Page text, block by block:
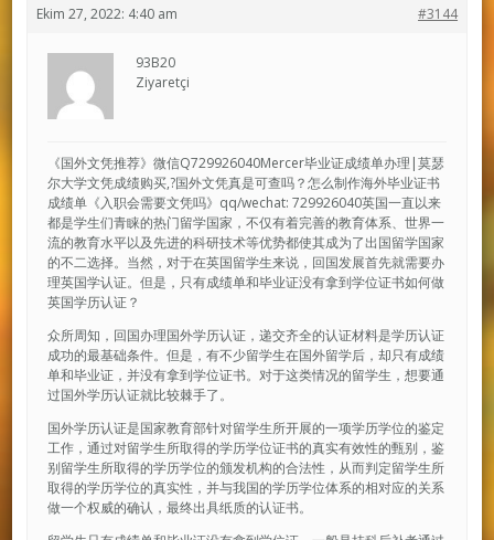
Ekim 27, 2022: 4:40 am #3144
93B20
Ziyaretçi
《国外文凭推荐》微信Q729926040Mercer毕业证成绩单办理|莫瑟
尔大学文凭成绩购买,?国外文凭真是可查吗？怎么制作海外毕业证书
成绩单《入职会需要文凭吗》qq/wechat: 729926040英国一直以来
都是学生们青睐的热门留学国家，不仅有着完善的教育体系、世界一
流的教育水平以及先进的科研技术等优势都使其成为了出国留学国家
的不二选择。当然，对于在英国留学生来说，回国发展首先就需要办
理英国学认证。但是，只有成绩单和毕业证没有拿到学位证书如何做
英国学历认证？
众所周知，回国办理国外学历认证，递交齐全的认证材料是学历认证
成功的最基础条件。但是，有不少留学生在国外留学后，却只有成绩
单和毕业证，并没有拿到学位证书。对于这类情况的留学生，想要通
过国外学历认证就比较棘手了。
国外学历认证是国家教育部针对留学生所开展的一项学历学位的鉴定
工作，通过对留学生所取得的学历学位证书的真实有效性的甄别，鉴
别留学生所取得的学历学位的颁发机构的合法性，从而判定留学生所
取得的学历学位的真实性，并与我国的学历学位体系的相对应的关系
做一个权威的确认，最终出具纸质的认证书。